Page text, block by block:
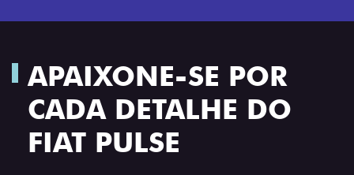
APAIXONE-SE POR
CADA DETALHE DO
FIAT PULSE